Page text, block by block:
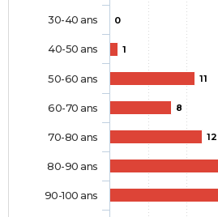
0
1
11
8
12
30-40 ans
40-50 ans
50-60 ans
60-70 ans
70-80 ans
80-90 ans
90-100 ans